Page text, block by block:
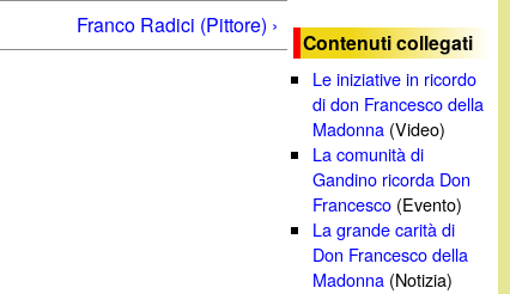
Franco Radici (Pittore) ›
Contenuti collegati
Le iniziative in ricordo
di don Francesco della
Madonna (Video)
La comunità di
Gandino ricorda Don
Francesco (Evento)
La grande carità di
Don Francesco della
Madonna (Notizia)